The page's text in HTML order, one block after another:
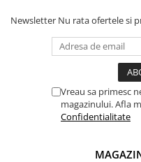
ficțiune
Psihologie și dezvoltare
Sănătate și stil de viață
Artă și fotografie
Istorie și științe sociale
Newsletter Nu rata ofertele si
Vreau sa primesc
magazinului. Afla
Confidentialitate